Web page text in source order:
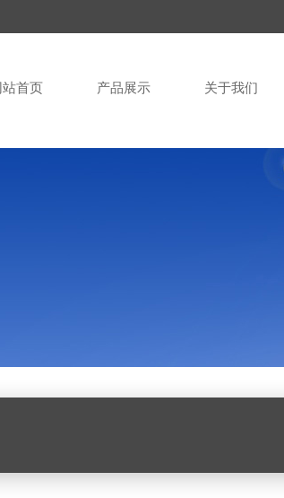
站首页 产品展示 关于我们